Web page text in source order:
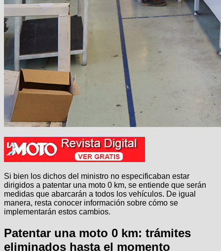
Si bien los dichos del ministro no especificaban estar
dirigidos a patentar una moto 0 km, se entiende que serán
medidas que abarcarán a todos los vehículos. De igual
manera, resta conocer información sobre cómo se
implementarán estos cambios.
Patentar una moto 0 km: trámites
eliminados hasta el momento